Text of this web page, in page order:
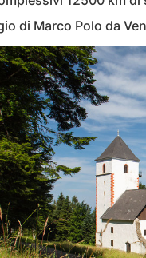
di Marco Polo da